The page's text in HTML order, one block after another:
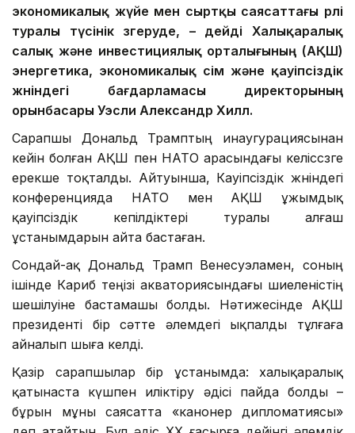
экономикалық жүйе мен сыртқы саясаттағы рөлі
туралы түсінік өзгеруде, – дейді Халықаралық
салық және инвестициялық орталығының (АҚШ)
энергетика, экономикалық өсім және қауіпсіздік
жөніндегі бағдарламасы директорының
орынбасары Уэсли Александр Хилл.
Сарапшы Дональд Трамптың инаугурациясынан
кейін болған АҚШ пен НАТО арасындағы келіссөзге
ерекше тоқталды. Айтуынша, Кауіпсіздік жөніндегі
конференцияда НАТО мен АҚШ ұжымдық
қауіпсіздік кепілдіктері туралы алғаш
ұстанымдарын айта бастаған.
Сондай-ақ Дональд Трамп Венесуэламен, соның
ішінде Кариб теңізі акваториясындағы шиеленістің
шешілуіне бастамашы болды. Нәтижесінде АҚШ
президенті бір сәтте әлемдегі ықпалды тұлғаға
айналып шыға келді.
Қазір сарапшылар бір ұстанымда: халықаралық
қатынаста күшпен иліктіру әдісі пайда болды –
бұрын мұны саясатта «канонер дипломатиясы»